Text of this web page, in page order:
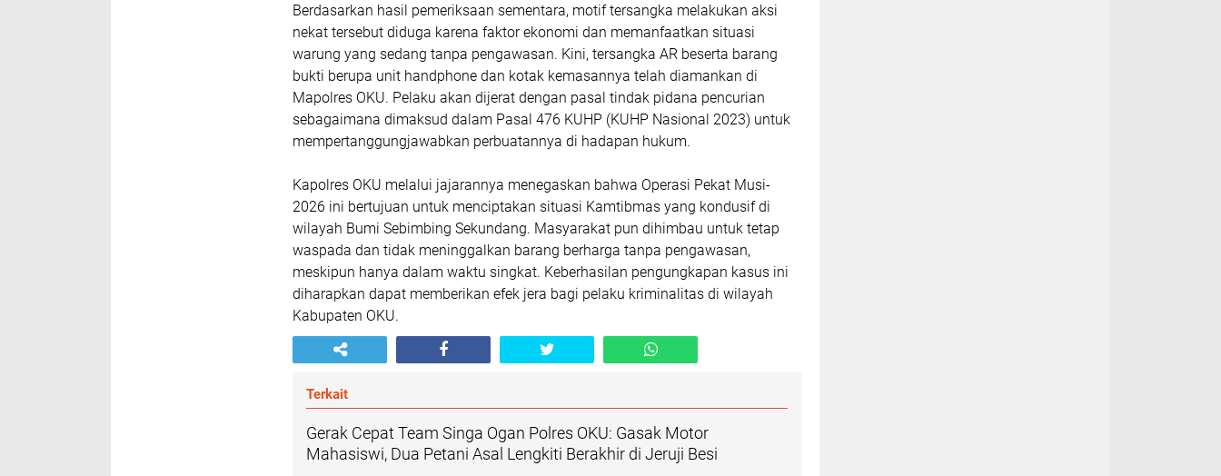
Berdasarkan hasil pemeriksaan sementara, motif tersangka melakukan aksi
nekat tersebut diduga karena faktor ekonomi dan memanfaatkan situasi
warung yang sedang tanpa pengawasan. Kini, tersangka AR beserta barang
bukti berupa unit handphone dan kotak kemasannya telah diamankan di
Mapolres OKU. Pelaku akan dijerat dengan pasal tindak pidana pencurian
sebagaimana dimaksud dalam Pasal 476 KUHP (KUHP Nasional 2023) untuk
mempertanggungjawabkan perbuatannya di hadapan hukum.
Kapolres OKU melalui jajarannya menegaskan bahwa Operasi Pekat Musi-
2026 ini bertujuan untuk menciptakan situasi Kamtibmas yang kondusif di
wilayah Bumi Sebimbing Sekundang. Masyarakat pun dihimbau untuk tetap
waspada dan tidak meninggalkan barang berharga tanpa pengawasan,
meskipun hanya dalam waktu singkat. Keberhasilan pengungkapan kasus ini
diharapkan dapat memberikan efek jera bagi pelaku kriminalitas di wilayah
Kabupaten OKU.
Terkait
Gerak Cepat Team Singa Ogan Polres OKU: Gasak Motor
Mahasiswi, Dua Petani Asal Lengkiti Berakhir di Jeruji Besi